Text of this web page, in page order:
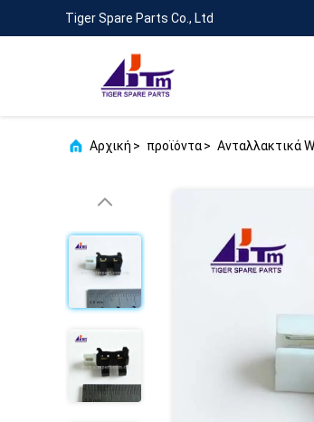
Tiger Spare Parts Co., Ltd
Αρχική > προϊόντα> Ανταλλακτικά